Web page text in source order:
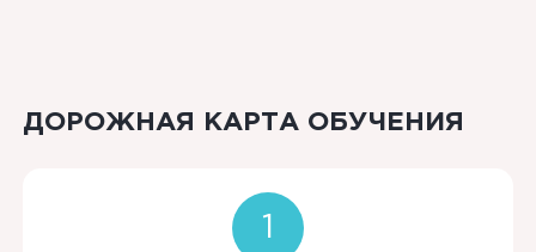
ДОРОЖНАЯ КАРТА ОБУЧЕНИЯ
1